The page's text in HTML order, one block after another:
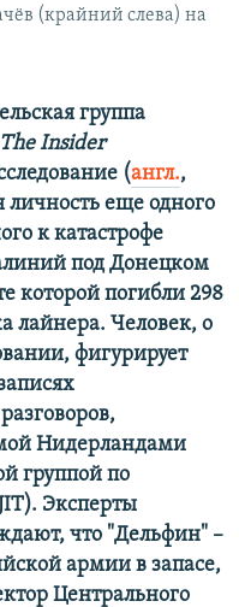
(крайний слева) на
группа
The Insider
(англ.,
личность еще одного
к катастрофе
под Донецком
которой погибли 298
лайнера. Человек, о
фигурирует
Нидерландами
группой по
Эксперты
что "Дельфин" –
армии в запасе,
Центрального